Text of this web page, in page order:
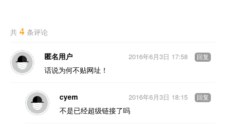
共 4 条评论
匿名用户
话说为何不贴网址！
2016年6月3日 17:58 回复
cyem
不是已经超级链接了吗
2016年6月3日 18:15 回复